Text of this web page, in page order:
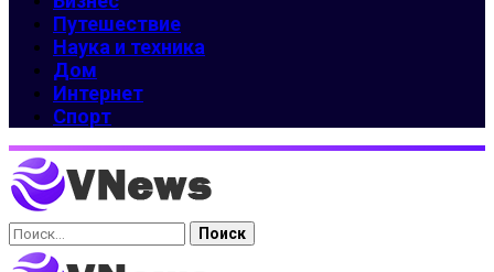
Путешествие
Наука и техника
Дом
Интернет
Спорт
Найти: